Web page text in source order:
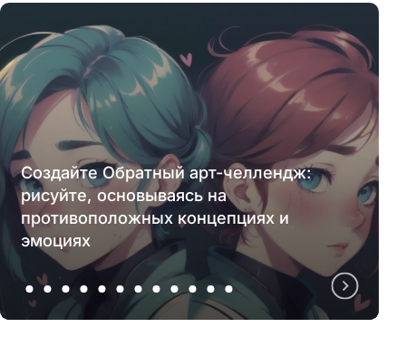
Создайте Обратный арт-челлендж:
рисуйте, основываясь на
противоположных концепциях и
эмоциях